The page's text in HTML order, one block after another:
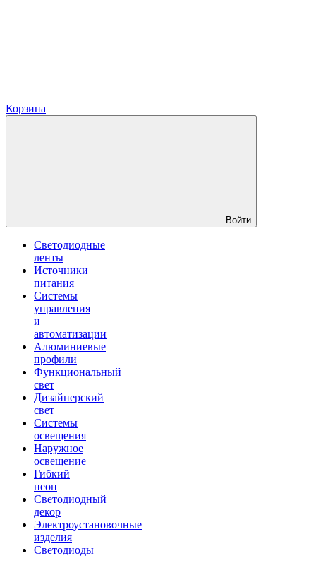
Корзина
Войти
Светодиодные
ленты
Источники
питания
Системы
управления
и
автоматизации
Алюминиевые
профили
Функциональный
свет
Дизайнерский
свет
Системы
освещения
Наружное
освещение
Гибкий
неон
Светодиодный
декор
Электроустановочные
изделия
Светодиоды